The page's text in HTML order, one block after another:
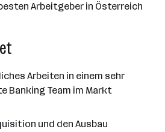
Arbeitgeber in Österreich
Arbeiten in einem sehr
Banking Team im Markt
und den Ausbau